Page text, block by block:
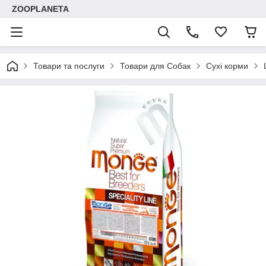
ZOOPLANETA
Товари та послуги Товари для Собак Сухі корми